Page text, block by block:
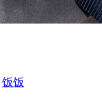
饭饭